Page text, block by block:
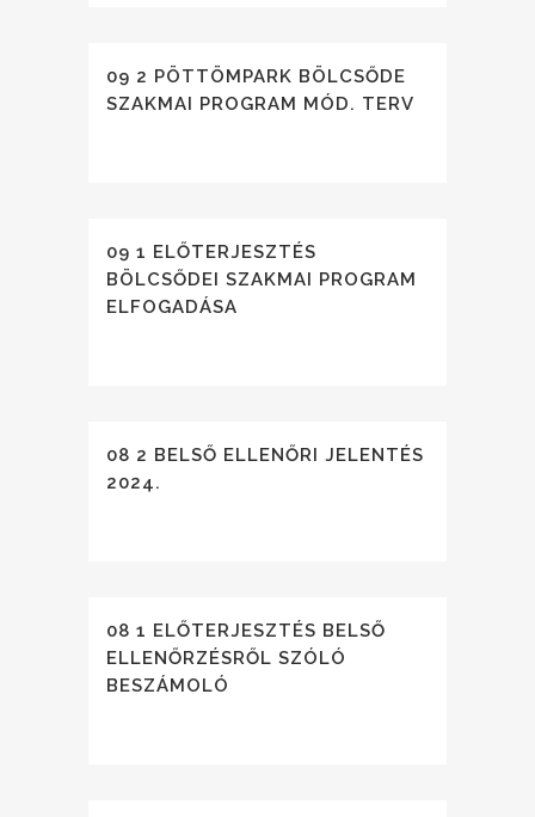
09 2 PÖTTÖMPARK BÖLCSŐDE
SZAKMAI PROGRAM MÓD. TERV
09 1 ELŐTERJESZTÉS
BÖLCSŐDEI SZAKMAI PROGRAM
ELFOGADÁSA
08 2 BELSŐ ELLENŐRI JELENTÉS
2024.
08 1 ELŐTERJESZTÉS BELSŐ
ELLENŐRZÉSRŐL SZÓLÓ
BESZÁMOLÓ